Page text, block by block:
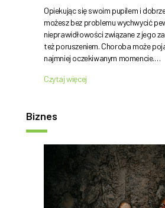
Opiekując się swoim pupilem i
możesz bez problemu wychwycić
nieprawidłowości związane z jego
też poruszeniem. Choroba może
najmniej oczekiwanym momencie.…
Czytaj więcej
Biznes